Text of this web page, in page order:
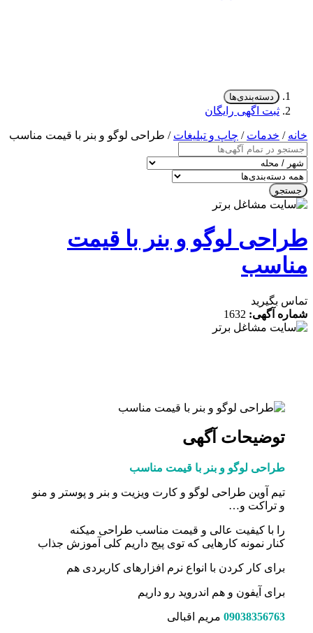
دسته‌بندی‌ها
ثبت اگهی رایگان
/خدمات/چاپ و تبلیغات/ طراحی لوگو و بنر با قیمت مناسب
لوگو و بنر با قیمت
بگیرید
آگهی:1632
توضیحات آگهی
طراحی لوگو و بنر با قیمت مناسب
تیم آوین طراحی لوگو و کارت ویزیت و بنر و پوستر و منو
و تراکت و…
را با کیفیت عالی و قیمت مناسب طراحی میکنه
کنار نمونه کارهایی که توی پیج داریم کلی آموزش جذاب
برای کار کردن با انواع نرم افزارهای کاربردی هم
برای آیفون و هم اندروید رو داریم
09038356763 مریم اقبالی